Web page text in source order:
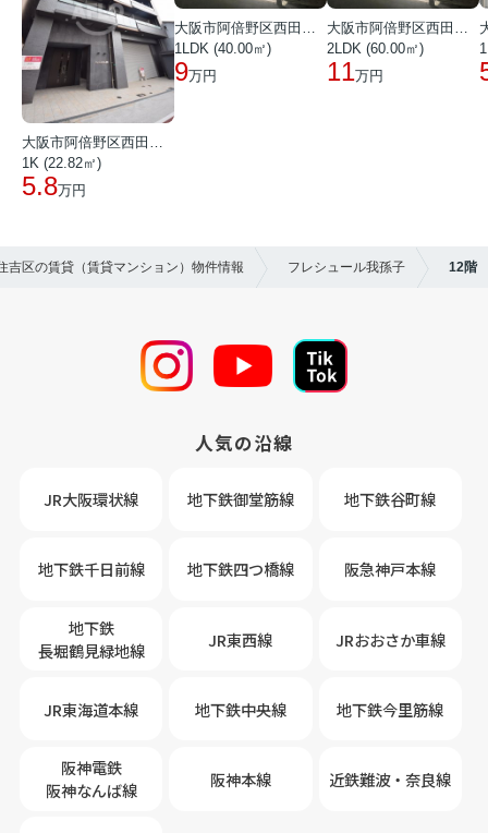
1K (22.82㎡)
5.8万円
1LDK (40.00㎡)
9万円
2LDK (60.00㎡)
11万円
吉区の賃貸（賃貸マンション）物件情報 フレシュール我孫子 12階
人気の沿線
JR大阪環状線 地下鉄御堂筋線 地下鉄谷町線
地下鉄千日前線 地下鉄四つ橋線 阪急神戸本線
地下鉄
長堀鶴見緑地線
JR東西線 JRおおさか車線
JR東海道本線 地下鉄中央線 地下鉄今里筋線
阪神電鉄
阪神なんば線
阪神本線 近鉄難波・奈良線